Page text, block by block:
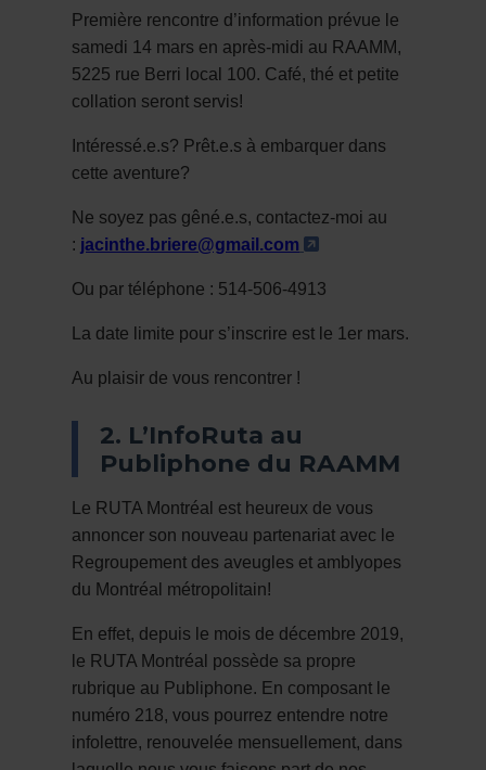
Première rencontre d’information prévue le
samedi 14 mars en après-midi au RAAMM,
5225 rue Berri local 100. Café, thé et petite
collation seront servis!
Intéressé.e.s? Prêt.e.s à embarquer dans
cette aventure?
Ne soyez pas gêné.e.s, contactez-moi au
: jacinthe.briere@gmail.com - Cet hyperlien
Ou par téléphone : 514-506-4913
La date limite pour s’inscrire est le 1er mars.
Au plaisir de vous rencontrer !
2. L’InfoRuta au
Publiphone du RAAMM
Le RUTA Montréal est heureux de vous
annoncer son nouveau partenariat avec le
Regroupement des aveugles et amblyopes
du Montréal métropolitain!
En effet, depuis le mois de décembre 2019,
le RUTA Montréal possède sa propre
rubrique au Publiphone. En composant le
numéro 218, vous pourrez entendre notre
infolettre, renouvelée mensuellement, dans